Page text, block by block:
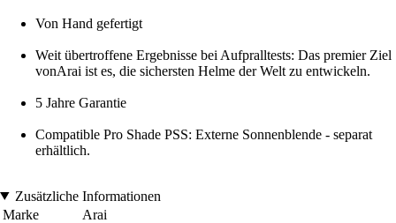
Von Hand gefertigt
Weit übertroffene Ergebnisse bei Aufpralltests: Das premier Ziel
vonArai ist es, die sichersten Helme der Welt zu entwickeln.
5 Jahre Garantie
Compatible Pro Shade PSS: Externe Sonnenblende - separat
erhältlich.
Zusätzliche Informationen
Marke
Arai